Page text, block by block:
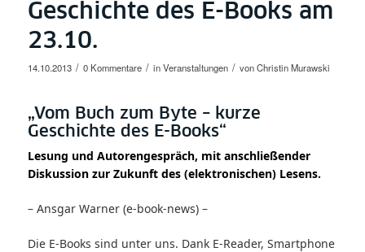
Geschichte des E-Books am
23.10.
14.10.2013 / 0 Kommentare / inVeranstaltungen / vonChristin Murawski
„Vom Buch zum Byte – kurze
Geschichte des E-Books“
Lesung und Autorengespräch, mit anschließender
Diskussion zur Zukunft des (elektronischen) Lesens.
–Ansgar Warner (e-book-news) –
Die E-Books sind unter uns. Dank E-Reader, Smartphone